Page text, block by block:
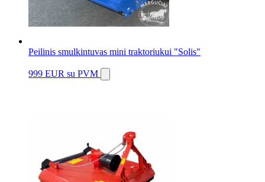
Peilinis smulkintuvas mini traktoriukui "Solis"
999 EUR su PVM